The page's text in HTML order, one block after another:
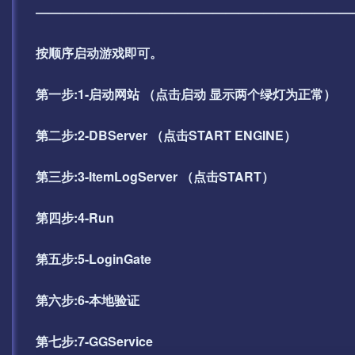
按顺序启动游戏即可。
第一步:1-启动网站 （点击启动 显示两个绿灯为正常）
第二步:2-DBServer （点击START ENGINE）
第三步:3-ItemLogServer （点击START）
第四步:4-Run
第五步:5-LoginGate
第六步:6-本地验证
第七步:7-GGService